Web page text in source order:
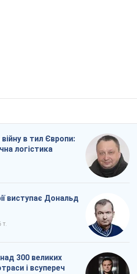
в тил Європи:
логістика
виступає Дональд
т.
300 великих
і всупереч